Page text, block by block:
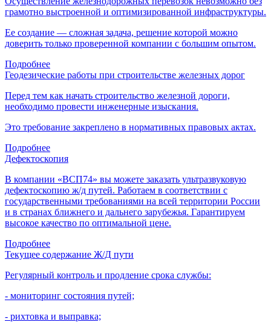
грамотно выстроенной и оптимизированной инфраструктуры.
Ее создание — сложная задача, решение которой можно
доверить только проверенной компании с большим опытом.
Подробнее
Геодезические работы при строительстве железных дорог
Перед тем как начать строительство железной дороги,
необходимо провести инженерные изыскания.
Это требование закреплено в нормативных правовых актах.
Подробнее
Дефектоскопия
В компании «ВСП74» вы можете заказать ультразвуковую
дефектоскопию ж/д путей. Работаем в соответствии с
государственными требованиями на всей территории России
и в странах ближнего и дальнего зарубежья. Гарантируем
высокое качество по оптимальной цене.
Подробнее
Текущее содержание Ж/Д пути
Регулярный контроль и продление срока службы:
- мониторинг состояния путей;
- рихтовка и выправка;